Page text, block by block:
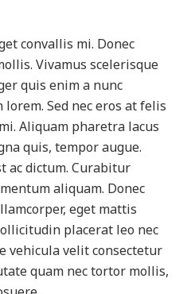
convallis mi. Donec
Vivamus scelerisque
quis enim a nunc
Sed nec eros at felis
Aliquam pharetra lacus
quis, tempor augue.
ac dictum. Curabitur
aliquam. Donec
eget mattis
placerat leo nec
vehicula velit consectetur
quam nec tortor mollis,